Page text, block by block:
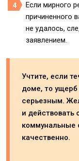
Если мирного
причиненного
не удалось,
заявлением.
Учтите, если
доме, то
серьезным.
и действовать
коммунальные
качественно.